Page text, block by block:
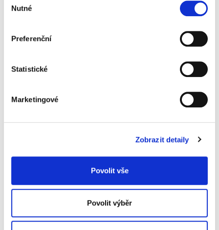
souhlasu
Nutné
Preferenční
Statistické
Marketingové
Zobrazit detaily
Povolit vše
Povolit výběr
barva
materiál
Značka
Související produkty